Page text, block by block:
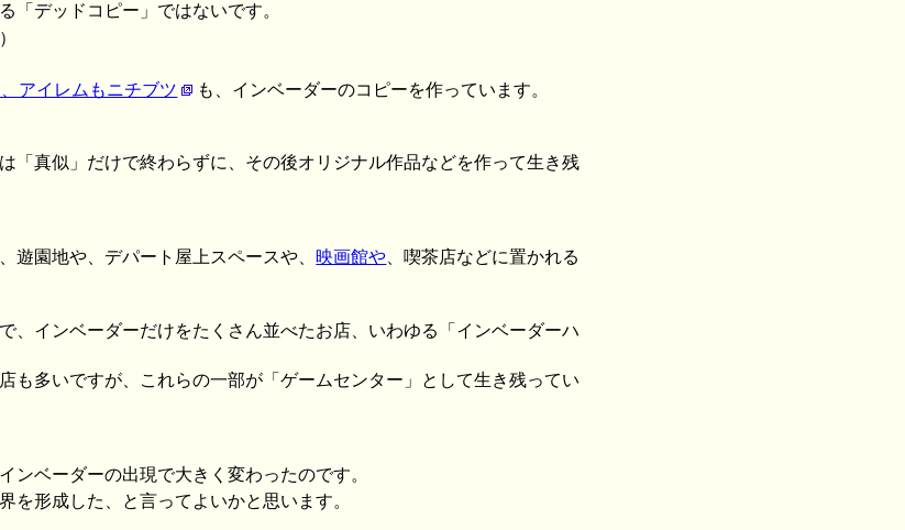
「デッドコピー」ではないです。
アイレムもニチブツ も、インベーダーのコピーを作っています。
「真似」だけで終わらずに、その後オリジナル作品などを作って生き残
遊園地や、デパート屋上スペースや、 映画館や 、喫茶店などに置かれる
、インベーダーだけをたくさん並べたお店、いわゆる「インベーダーハ
も多いですが、これらの一部が「ゲームセンター」として生き残ってい
ンベーダーの出現で大きく変わったのです。
を形成した、と言ってよいかと思います。